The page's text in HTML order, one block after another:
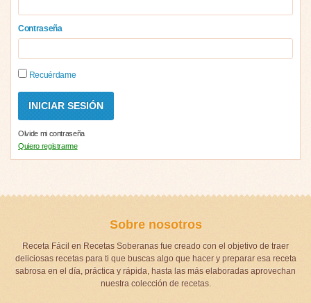
Contraseña
Recuérdame
Olvide mi contraseña
Quiero registrarme
Sobre nosotros
Receta Fácil en Recetas Soberanas fue creado con el objetivo de traer
deliciosas recetas para ti que buscas algo que hacer y preparar esa receta
sabrosa en el día, práctica y rápida, hasta las más elaboradas aprovechan
nuestra colección de recetas.